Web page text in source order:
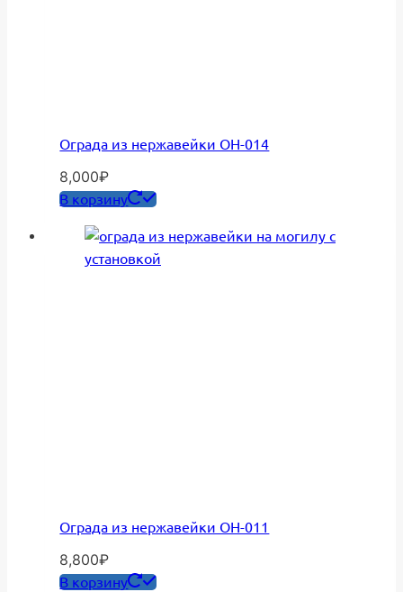
Ограда из нержавейки ОН-014
8,000₽
В корзину
Ограда из нержавейки ОН-011
8,800₽
В корзину